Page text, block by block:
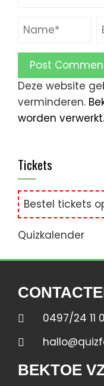
Deze website
verminderen.
worden verwerkt.
Tickets
Bestel tickets
Quizkalender
0497/24 11
BEKTOE